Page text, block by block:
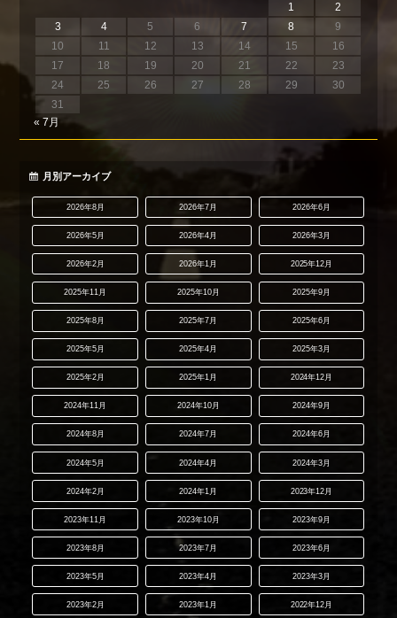
1
2
3
4 5 6 7 8
9
10
11 12 13 14 15
16
17
18 19 20 21 22
23
24
25 26 27 28 29
30
31
« 7月
月別アーカイブ
2026年8月 2026年7月 2026年6月
2026年5月 2026年4月 2026年3月
2026年2月 2026年1月 2025年12月
2025年11月 2025年10月 2025年9月
2025年8月 2025年7月 2025年6月
2025年5月 2025年4月 2025年3月
2025年2月 2025年1月 2024年12月
2024年11月 2024年10月 2024年9月
2024年8月 2024年7月 2024年6月
2024年5月 2024年4月 2024年3月
2024年2月 2024年1月 2023年12月
2023年11月 2023年10月 2023年9月
2023年8月 2023年7月 2023年6月
2023年5月 2023年4月 2023年3月
2023年2月 2023年1月 2022年12月